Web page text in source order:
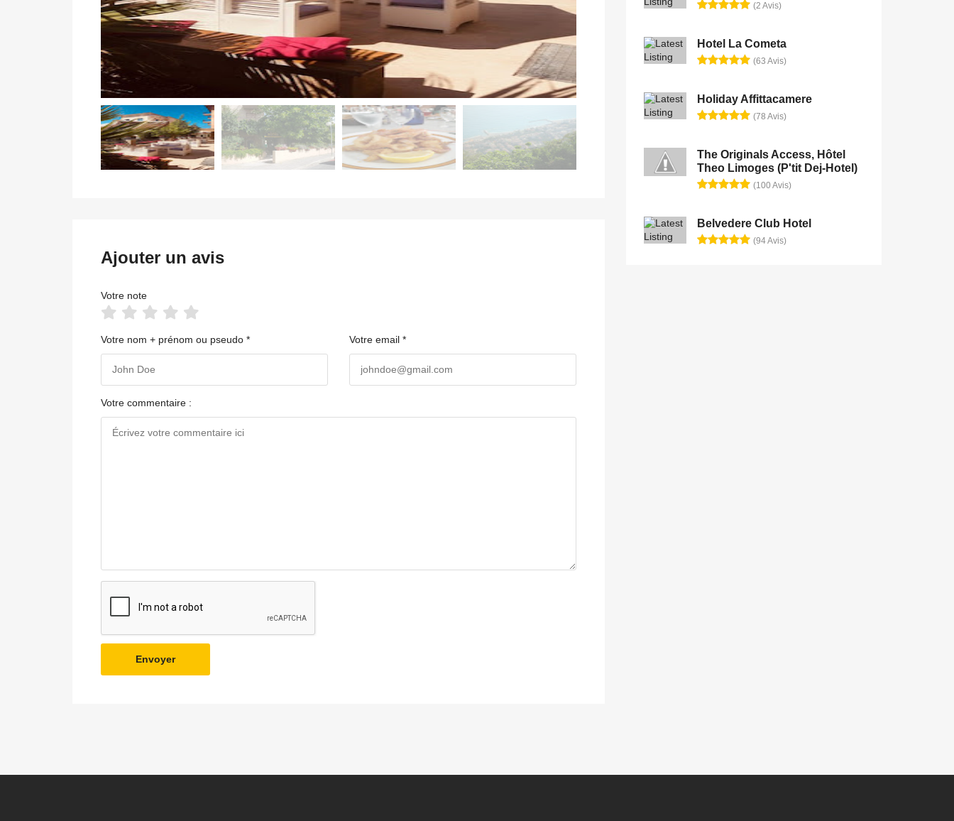
Ajouter un avis
Votre note
Votre nom + prénom ou pseudo * Votre email *
Votre commentaire :
Envoyer
(2 Avis)
Hotel La Cometa
(63 Avis)
Holiday Affittacamere
(78 Avis)
The Originals Access, Hôtel
Theo Limoges (P'tit Dej-Hotel)
(100 Avis)
Belvedere Club Hotel
(94 Avis)